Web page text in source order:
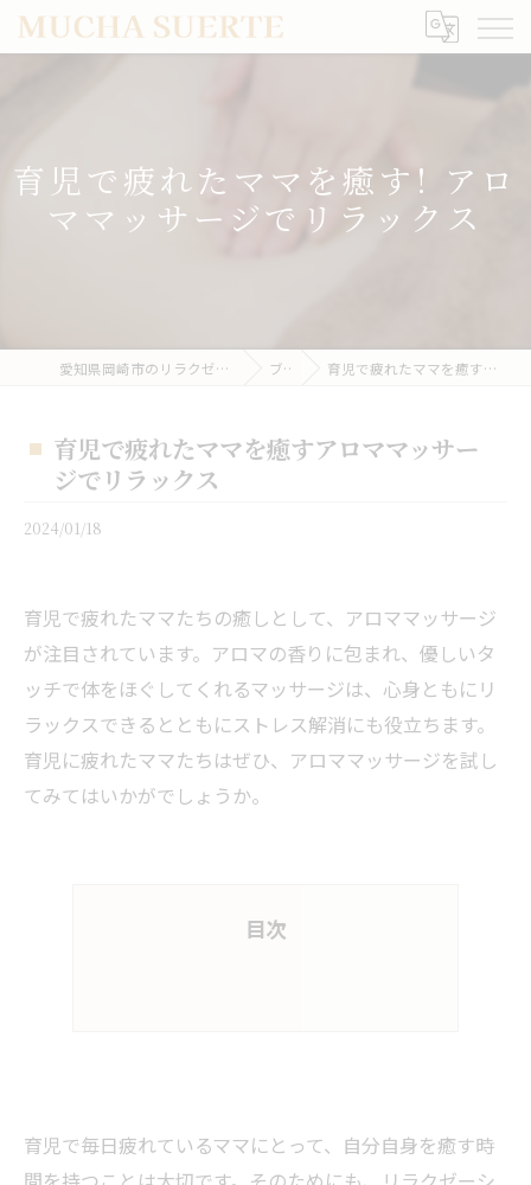
育児で疲れたママを癒す! アロ
ママッサージでリラックス
愛知県岡崎市のリラクゼーションならMUCHA SUERTE ブログ 育児で疲れたママを癒すアロママッサージでリラックス
育児で疲れたママを癒すアロママッサー
ジでリラックス
2024/01/18
育児で疲れたママたちの癒しとして、アロママッサージ
が注目されています。アロマの香りに包まれ、優しいタ
ッチで体をほぐしてくれるマッサージは、心身ともにリ
ラックスできるとともにストレス解消にも役立ちます。
育児に疲れたママたちはぜひ、アロママッサージを試し
てみてはいかがでしょうか。
目次
育児で毎日疲れているママにとって、自分自身を癒す時